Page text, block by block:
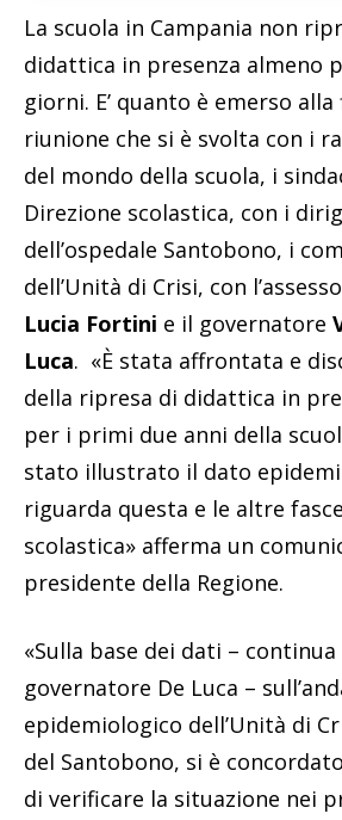
La scuola in Campania non
didattica in presenza almeno
giorni. E’ quanto è emerso
riunione che si è svolta con i
del mondo della scuola, i
Direzione scolastica, con i
dell’ospedale Santobono, i
dell’Unità di Crisi, con
Lucia Fortini e il governatore
Luca. «È stata affrontata e
della ripresa di didattica in
per i primi due anni della
stato illustrato il dato
riguarda questa e le altre
scolastica» afferma un
presidente della Regione.
«Sulla base dei dati –
governatore De Luca –
epidemiologico dell’Unità di
del Santobono, si è
di verificare la situazione nei